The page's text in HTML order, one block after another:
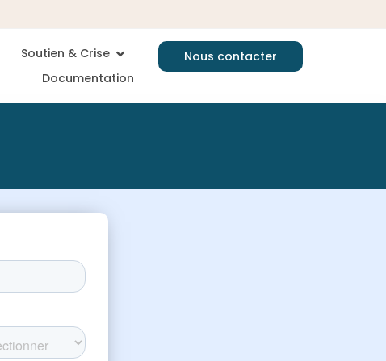
Soutien & Crise
Documentation
Nous contacter